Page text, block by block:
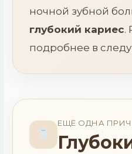
ночной зубной
глубокий кариес.
подробнее в
ЕЩЁ ОДНА